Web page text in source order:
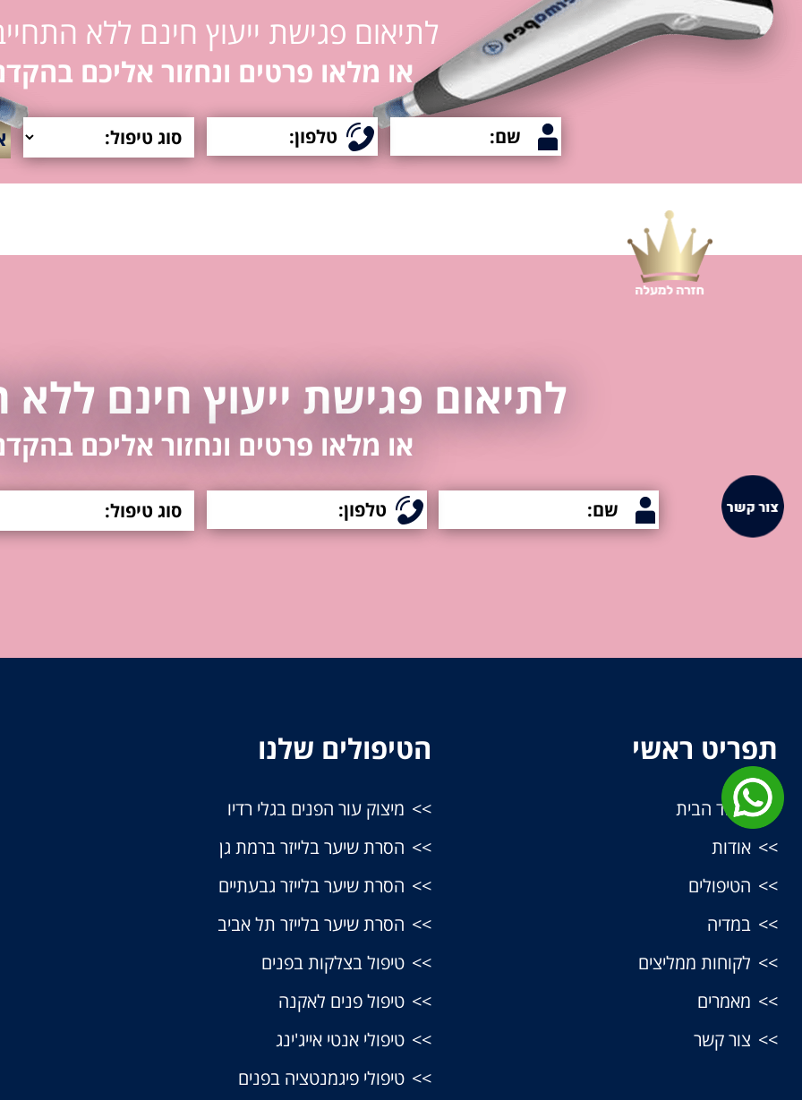
לתיאום פגישת ייעוץ חינם ללא
או מלאו פרטים ונחזור אליכם
לתיאום פגישת ייעוץ חינם ללא
או מלאו פרטים ונחזור אליכם
תפריט ראשי
עמוד הבית
אודות
הטיפולים
במדיה
לקוחות ממליצים
מאמרים
צור קשר
הטיפולים שלנו
מיצוק עור הפנים בגלי רדיו
הסרת שיער בלייזר ברמת גן
הסרת שיער בלייזר גבעתיים
הסרת שיער בלייזר תל אביב
טיפול בצלקות בפנים
טיפול פנים לאקנה
טיפולי אנטי אייג'ינג
טיפולי פיגמנטציה בפנים